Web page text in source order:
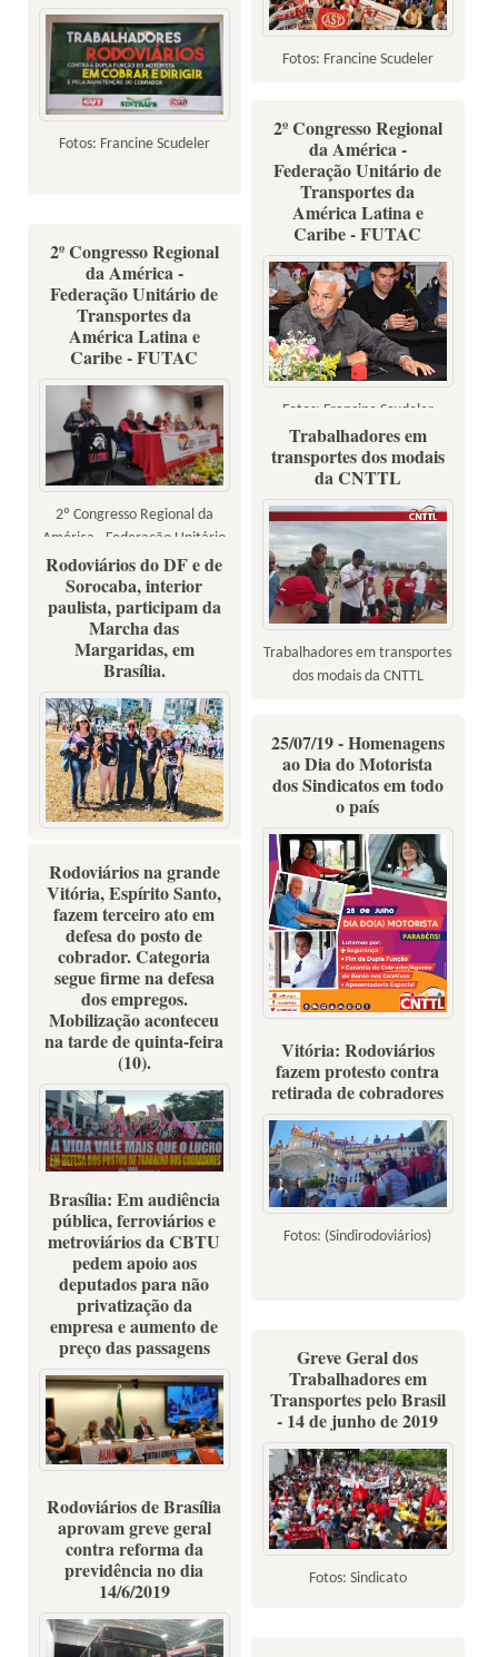
Fotos: Francine Scudeler
Fotos: Francine Scudeler
2º Congresso Regional
da América -
Federação Unitário de
Transportes da
América Latina e
Caribe - FUTAC
Fotos: Francine Scudeler
2º Congresso Regional
da América -
Federação Unitário de
Transportes da
América Latina e
Caribe - FUTAC
2º Congresso Regional da
América - Federação Unitário
de Transportes da América
Latina e Caribe - FUTAC
Trabalhadores em
transportes dos modais
da CNTTL
Trabalhadores em transportes
dos modais da CNTTL
Rodoviários do DF e de
Sorocaba, interior
paulista, participam da
Marcha das
Margaridas, em
Brasília.
25/07/19 - Homenagens
ao Dia do Motorista
dos Sindicatos em todo
o país
Homenagens ao Dia do
Motorista dos Sindicatos em
todo o país
Rodoviários na grande
Vitória, Espírito Santo,
fazem terceiro ato em
defesa do posto de
cobrador. Categoria
segue firme na defesa
dos empregos.
Mobilização aconteceu
na tarde de quinta-feira
(10).
(Fotos: Sindirodoviários-ES)
Vitória: Rodoviários
fazem protesto contra
retirada de cobradores
Fotos: (Sindirodoviários)
Brasília: Em audiência
pública, ferroviários e
metroviários da CBTU
pedem apoio aos
deputados para não
privatização da
empresa e aumento de
preço das passagens
Greve Geral dos
Trabalhadores em
Transportes pelo Brasil
- 14 de junho de 2019
Fotos: Sindicato
Rodoviários de Brasília
aprovam greve geral
contra reforma da
previdência no dia
14/6/2019